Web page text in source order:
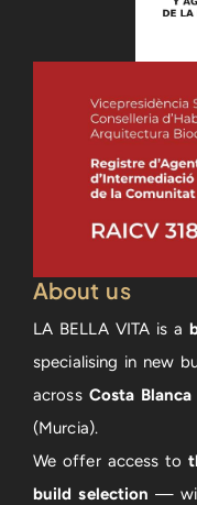
About us
LA BELLA VITA is a
specialising in new
across Costa
(Murcia).
We offer access to
build selection —